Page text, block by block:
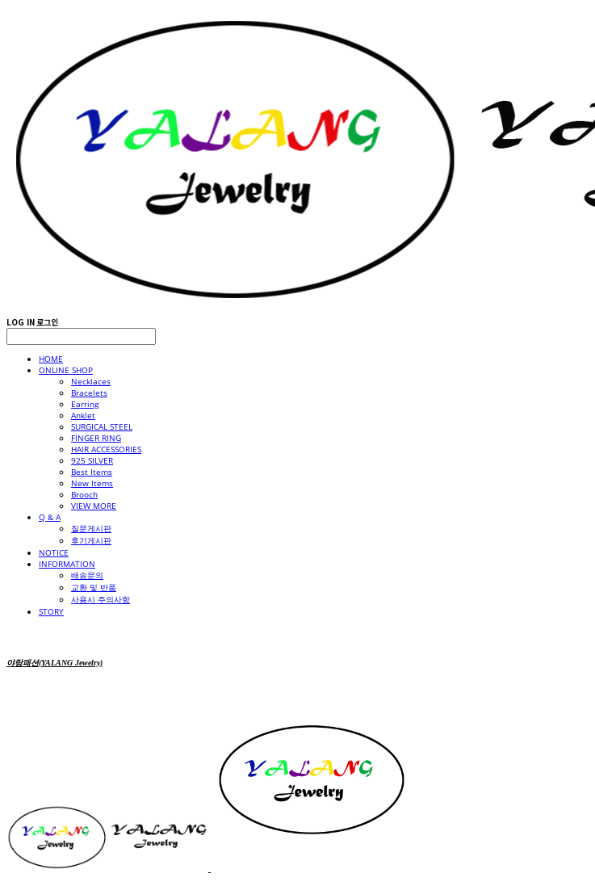
LOG IN로그인
HOME
ONLINE SHOP
Necklaces
Bracelets
Earring
Anklet
SURGICAL STEEL
FINGER RING
HAIR ACCESSORIES
925 SILVER
Best Items
New Items
Brooch
VIEW MORE
Q & A
질문게시판
후기게시판
NOTICE
INFORMATION
배송문의
교환 및 반품
사용시 주의사항
STORY
야랑패션(YALANG Jewelry)